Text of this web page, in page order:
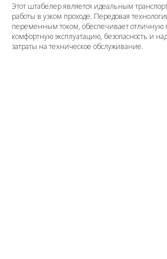
Этот штабелер является идеальным
работы в узком проходе. Передовая
переменным током, обеспечивает отличную
комфортную эксплуатацию, безопасность и
затраты на техническое обслуживание.